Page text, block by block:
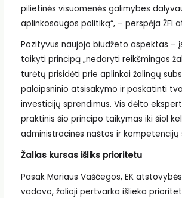
pilietinės visuomenės galimybes
aplinkosaugos politiką“, – perspėja ŽFI
Pozityvus naujojo biudžeto aspektas –
taikyti principą „nedaryti reikšmingos
turėtų prisidėti prie aplinkai žalingų
palaipsninio atsisakymo ir paskatinti
investicijų sprendimus. Vis dėlto
praktinis šio principo taikymas iki šiol
administracinės naštos ir kompetencijų
Žalias kursas išliks prioritetu
Pasak Mariaus Vaščegos, EK
vadovo, žalioji pertvarka išlieka